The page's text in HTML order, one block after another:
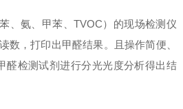
、氨、甲苯、TVOC）的现场检测仪
，打印出甲醛结果。且操作简便、
醛检测试剂进行分光光度分析得出结